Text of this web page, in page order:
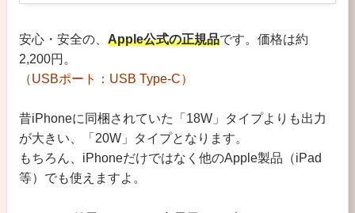
安心・安全の、 Apple公式の正規品です。価格は約
2,200円。
（USBポート：USB Type-C）
昔iPhoneに同梱されていた「18W」タイプよりも出力
が大きい、「20W」タイプとなります。
もちろん、iPhoneだけではなく他のApple製品（iPad
等）でも使えますよ。